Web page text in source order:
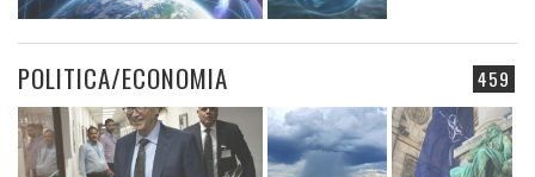
459
POLITICA/ECONOMIA